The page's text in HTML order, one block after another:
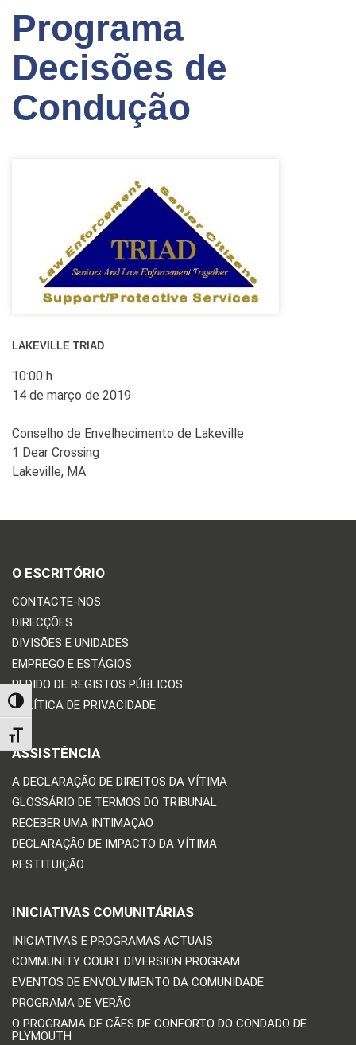
TOGGLE HIGH CONTRAST
TOGGLE FONT SIZE
Programa
Decisões de
Condução
LAKEVILLE TRIAD
10:00 h
14 de março de 2019
Conselho de Envelhecimento de Lakeville
1 Dear Crossing
Lakeville, MA
O ESCRITÓRIO
CONTACTE-NOS
DIRECÇÕES
DIVISÕES E UNIDADES
EMPREGO E ESTÁGIOS
PEDIDO DE REGISTOS PÚBLICOS
POLÍTICA DE PRIVACIDADE
ASSISTÊNCIA
A DECLARAÇÃO DE DIREITOS DA VÍTIMA
GLOSSÁRIO DE TERMOS DO TRIBUNAL
RECEBER UMA INTIMAÇÃO
DECLARAÇÃO DE IMPACTO DA VÍTIMA
RESTITUIÇÃO
INICIATIVAS COMUNITÁRIAS
INICIATIVAS E PROGRAMAS ACTUAIS
COMMUNITY COURT DIVERSION PROGRAM
EVENTOS DE ENVOLVIMENTO DA COMUNIDADE
PROGRAMA DE VERÃO
O PROGRAMA DE CÃES DE CONFORTO DO CONDADO DE
PLYMOUTH